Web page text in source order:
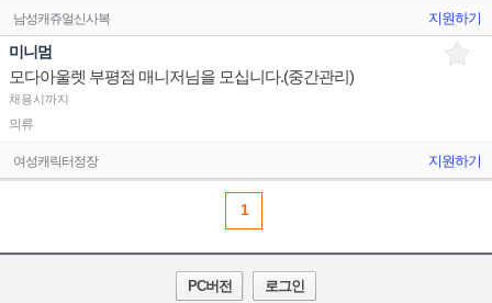
남성캐쥬얼신사복 지원하기
미니멈
모다아울렛 부평점 매니저님을 모십니다.(중간관리)
채용시까지
의류
여성캐릭터정장 지원하기
1
PC버전 로그인